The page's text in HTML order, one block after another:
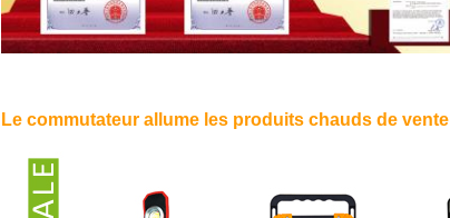
Le commutateur allume les produits chauds de vente